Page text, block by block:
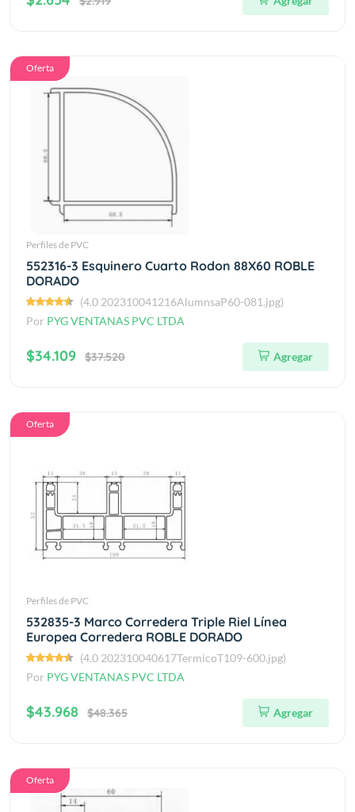
Oferta
Perfiles de PVC
552316-3 Esquinero Cuarto Rodon 88X60 ROBLE
DORADO
(4.0 202310041216AlumnsaP60-081.jpg)
Por PYG VENTANAS PVC LTDA
$34.109 $37.520 Agregar
Oferta
Perfiles de PVC
532835-3 Marco Corredera Triple Riel Línea
Europea Corredera ROBLE DORADO
(4.0 202310040617TermicoT109-600.jpg)
Por PYG VENTANAS PVC LTDA
$43.968 $48.365 Agregar
Oferta